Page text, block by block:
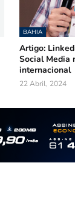
BAHIA
Artigo:
Social Media
internacional
22 Abril, 2024